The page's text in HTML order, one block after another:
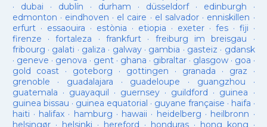
· dubai · dublín · durham · düsseldorf· edinburgh ·
edmonton · eindhoven · el caire · el salvador · enniskillen ·
erfurt· essaouira · estònia · etiopia · exeter· fes· fiji ·
firenze ·fortaleza · frankfurt· freiburg im breisgau ·
fribourg · galati · galiza · galway· gambia · gasteiz · gdansk
· geneve · genova · gent· ghana · gibraltar· glasgow· goa ·
gold coast · goteborg · gottingen · granada · graz ·
grenoble · guadalajara · guadeloupe · guangzhou ·
guatemala · guayaquil · guernsey· guildford · guinea ·
guinea bissau · guinea equatorial · guyane française · haifa ·
haiti · halifax · hamburg · hawaii · heidelberg · heilbronn ·
helsingør· helsinki · hereford · honduras· hong kong ·